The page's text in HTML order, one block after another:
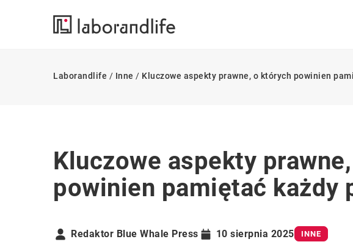
Laborandlife / Inne / Kluczowe aspekty prawne, o których powinien
Kluczowe aspekty
powinien pamiętać każdy
Redaktor Blue Whale Press 10 sierpnia 2025 INNE